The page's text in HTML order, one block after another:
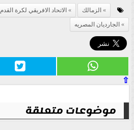
الزمالك الاتحاد الافريقي لكرة القدم
الجارديان المصريه
⇧
موضوعات متعلقة